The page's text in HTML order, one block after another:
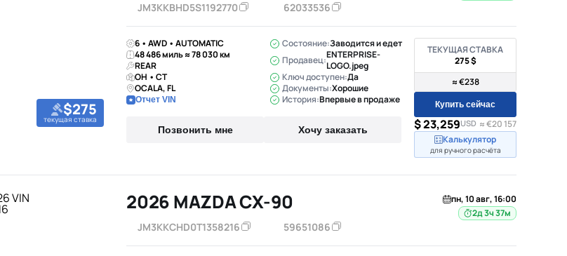
$275
текущая ставка
JM3KKBHD5S1192770 62033536
6 • AWD • AUTOMATIC
48 486 миль ≈ 78 030 км
REAR
OH • CT
OCALA, FL
Отчет VIN
Состояние:Заводится и едет
Продавец:ENTERPRISE-
LOGO.jpeg
Ключ доступен:Да
Документы:Хорошие
История:Впервые в продаже
Позвонить мне Хочу заказать
ТЕКУЩАЯ СТАВКА
275 $
≈ €238
Купить сейчас
$ 23,259USD ≈ €20 157
Калькулятор
для ручного расчёта
2026 MAZDA CX-90
JM3KKCHD0T1358216 59651086
пн, 10 авг, 16:00
2д 3ч 37м